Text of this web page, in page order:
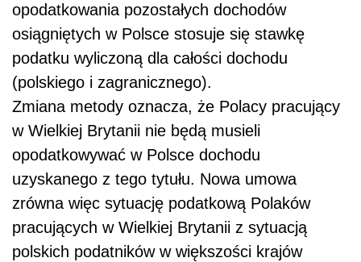
opodatkowania pozostałych dochodów
osiągniętych w Polsce stosuje się stawkę
podatku wyliczoną dla całości dochodu
(polskiego i zagranicznego).
Zmiana metody oznacza, że Polacy pracujący
w Wielkiej Brytanii nie będą musieli
opodatkowywać w Polsce dochodu
uzyskanego z tego tytułu. Nowa umowa
zrówna więc sytuację podatkową Polaków
pracujących w Wielkiej Brytanii z sytuacją
polskich podatników w większości krajów